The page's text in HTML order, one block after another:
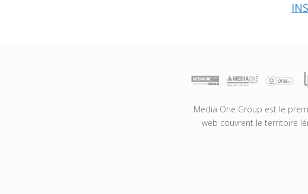
Media One Group est le
web couvrent le territoire